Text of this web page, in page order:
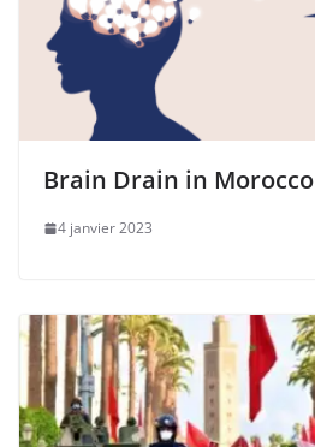
Brain Drain in Morocco
4 janvier 2023